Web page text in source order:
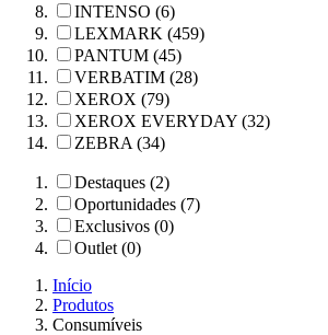
INTENSO (6)
LEXMARK (459)
PANTUM (45)
VERBATIM (28)
XEROX (79)
XEROX EVERYDAY (32)
ZEBRA (34)
Destaques (2)
Oportunidades (7)
Exclusivos (0)
Outlet (0)
Início
Produtos
Consumíveis